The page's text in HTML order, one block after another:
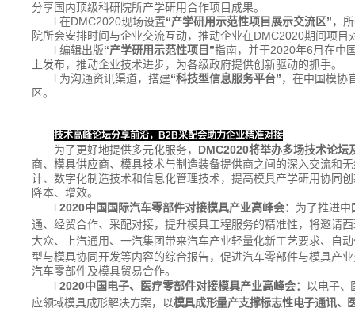
分享国内顶级科研院所产学研用合作项目成果。
l 在DMC2020现场设置“产学研用示范性项目展示交流区”，
院所会安排时间与企业交流互动，推动企业在DMC2020期间项目
l 编辑出版“产学研用示范性项目”指南，并于2020年6月在中
上发布，推动企业技术进步，为各级政府提供创新驱动的抓手。
l 为沟通资讯渠道，搭建“科技型信息服务平台”，在中国模协
区。
技术高峰论坛分享前沿， B2B采配会助力企业精准对接
为了更好地提供多元化服务， DMC2020将举办多场技术论坛
商、模具供应商、模具技术与制造装备提供商之间的深入交流和
计、数字化制造技术和信息化管理技术，提高模具产学研用协同
降本、增效。
l2020中国国际汽车零部件对接模具产业高峰会： 为了推进中
通、经贸合作、采配对接，提升模具工程服务的精准性，将邀请
大众、上汽通用、一汽集团带来汽车产业轻量化新工艺要求、自
型与模具协同开发等内容的综合报告，促进汽车零部件与模具产
汽车零部件及模具贸易合作。
l2020中国电子、医疗零部件对接模具产业高峰会：
以电子、
应领域模具成形解决方案，以模具成形量产支撑标志性电子通讯、